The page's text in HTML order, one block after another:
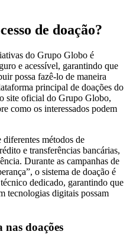
de doação?
do Grupo Globo é
e acessível, garantindo que
possa fazê-lo de maneira
principal de doações do
site oficial do Grupo Globo,
como os interessados podem
diferentes métodos de
e transferências bancárias,
Durante as campanhas de
o sistema de doação é
dedicado, garantindo que
tecnologias digitais possam
nas doações